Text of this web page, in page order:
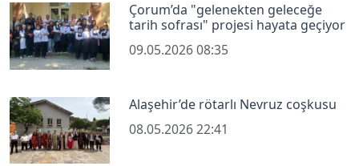
Çorum’da "gelenekten geleceğe
tarih sofrası" projesi hayata geçiyor
09.05.2026 08:35
Alaşehir’de rötarlı Nevruz coşkusu
08.05.2026 22:41